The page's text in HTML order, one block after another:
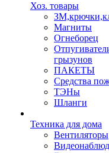
Хоз. товары
Магниты
Огнеборец
грызунов
ПАКЕТЫ
Средства
ТЭНы
Шланги
Техника для дома
Вентиляторы